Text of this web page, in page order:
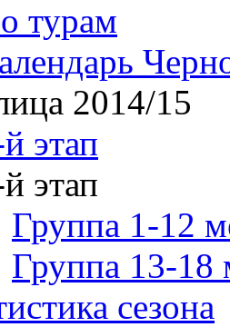
турам
2014/15
этап
этап
Группа 1-12
Группа 13-18
сезона